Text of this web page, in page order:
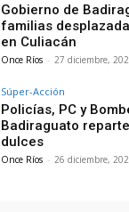
Gobierno de
familias
en Culiacán
Once Ríos - 27 diciembre,
Súper-Acción
Policías, PC y
Badiraguato
dulces
Once Ríos - 26 diciembre,